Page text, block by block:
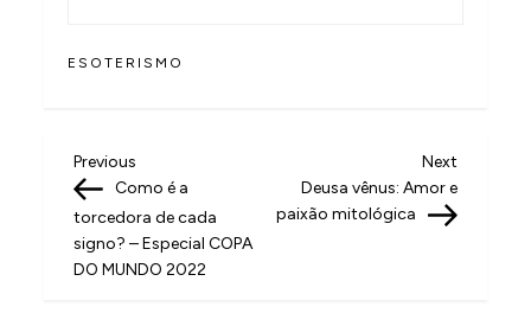
ESOTERISMO
N
a
v
e
Previous
Post
Previous
Como é a
torcedora de cada
signo? – Especial COPA
DO MUNDO 2022
Next
Post
Next
Deusa vênus: Amor e
paixão mitológica